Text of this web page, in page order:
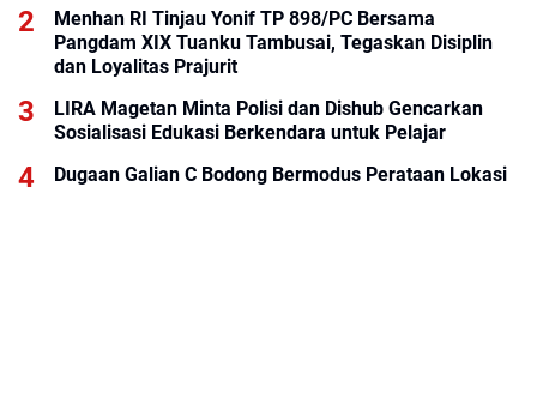
Menhan RI Tinjau Yonif TP 898/PC Bersama
Pangdam XIX Tuanku Tambusai, Tegaskan Disiplin
dan Loyalitas Prajurit
LIRA Magetan Minta Polisi dan Dishub Gencarkan
Sosialisasi Edukasi Berkendara untuk Pelajar
Dugaan Galian C Bodong Bermodus Perataan Lokasi